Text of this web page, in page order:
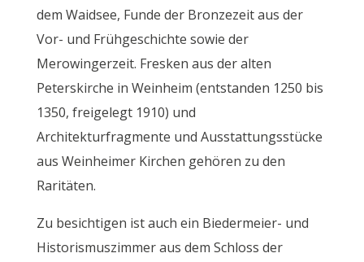
dem Waidsee, Funde der Bronzezeit aus der
Vor- und Frühgeschichte sowie der
Merowingerzeit. Fresken aus der alten
Peterskirche in Weinheim (entstanden 1250 bis
1350, freigelegt 1910) und
Architekturfragmente und Ausstattungsstücke
aus Weinheimer Kirchen gehören zu den
Raritäten.
Zu besichtigen ist auch ein Biedermeier- und
Historismuszimmer aus dem Schloss der